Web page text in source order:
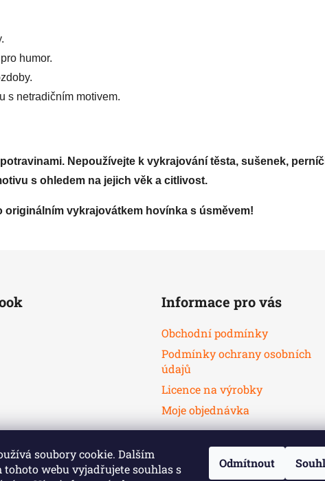
soubory cookie. Dalším
tohoto webu vyjadřujete souhlas s
Odmítnout
humor.
s netradičním motivem.
Nepoužívejte k vykrajování těsta, sušenek,
s ohledem na jejich věk a citlivost.
vykrajovátkem hovínka s úsměvem!
Informace pro vás
Obchodní podmínky
Podmínky ochrany osobních
údajů
Licence na výrobky
Moje objednávka